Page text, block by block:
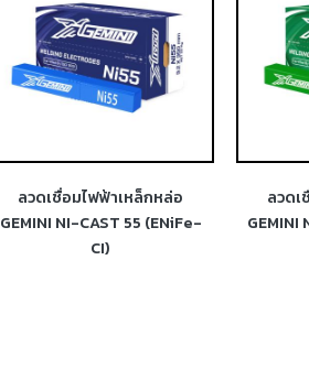
ลวดเชื่อมไฟฟ้าเหล็กหล่อ
GEMINI NI-CAST 55 (ENiFe-
CI)
ลวด
GEMINI